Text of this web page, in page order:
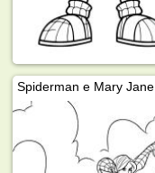
Spiderman e Mary Jane